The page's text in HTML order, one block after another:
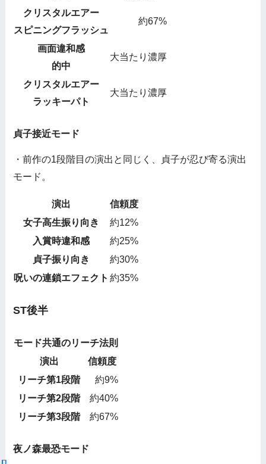
クリスタルエアー
スピニングフラッシュ
約67%
画面違和感
的中
大当たり濃厚
クリスタルエアー
ラッキーパト
大当たり濃厚
貞子接近モード
・前作の1段階目の演出と同じく、貞子が忍び寄る演出
モード。
演出
信頼度
女子高生振り向き
約12%
入賞時違和感
約25%
貞子振り向き
約30%
呪いの連鎖エフェクト 約35%
ST後半
モード共通のリーチ法則
演出
信頼度
リーチ第1段階
約9%
リーチ第2段階
約40%
リーチ第3段階
約67%
夜ノ森最恐モード